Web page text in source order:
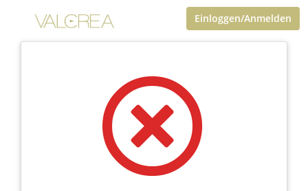
Einloggen/Anmelden